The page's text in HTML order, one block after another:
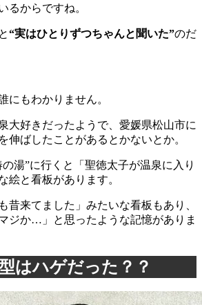
るからですね。
“実はひとりずつちゃんと聞いた”のだ
にもわかりません。
大好きだったようで、愛媛県松山市に
伸ばしたことがあるとかないとか。
湯”に行くと「聖徳太子が温泉に入り
絵と看板があります。
昔来てました」みたいな看板もあり、
ジか…」と思ったような記憶がありま
はハゲだった？？